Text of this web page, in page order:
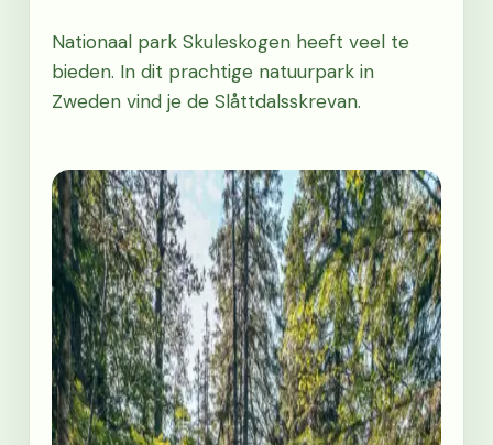
Nationaal park Skuleskogen heeft veel te
bieden. In dit prachtige natuurpark in
Zweden vind je de Slåttdalsskrevan.